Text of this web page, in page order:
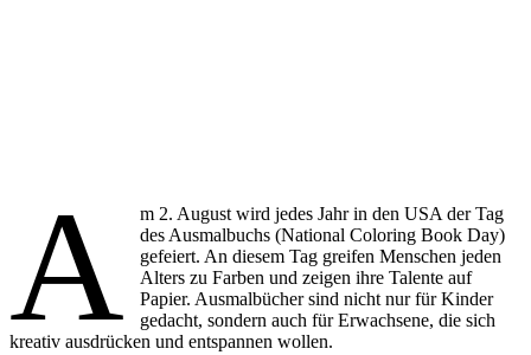
A
m 2. August wird jedes Jahr in den USA der Tag
des Ausmalbuchs (National Coloring Book Day)
gefeiert. An diesem Tag greifen Menschen jeden
Alters zu Farben und zeigen ihre Talente auf
Papier. Ausmalbücher sind nicht nur für Kinder
gedacht, sondern auch für Erwachsene, die sich
kreativ ausdrücken und entspannen wollen.